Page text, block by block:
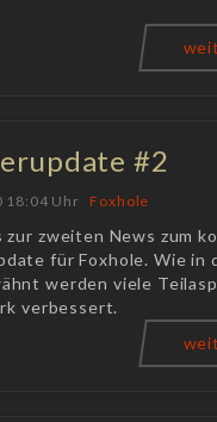
#2
18:04 Uhr Foxhole
zweiten News zum
für Foxhole. Wie in
werden viele
verbessert.